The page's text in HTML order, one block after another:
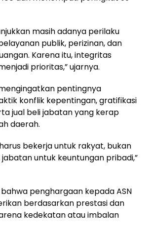
masih adanya perilaku
publik, perizinan, dan
Karena itu, integritas
prioritas,” ujarnya.
pentingnya
konflik kepentingan, gratifikasi
jual beli jabatan yang kerap
daerah.
bekerja untuk rakyat, bukan
untuk keuntungan pribadi,”
penghargaan kepada ASN
berdasarkan prestasi dan
kedekatan atau imbalan